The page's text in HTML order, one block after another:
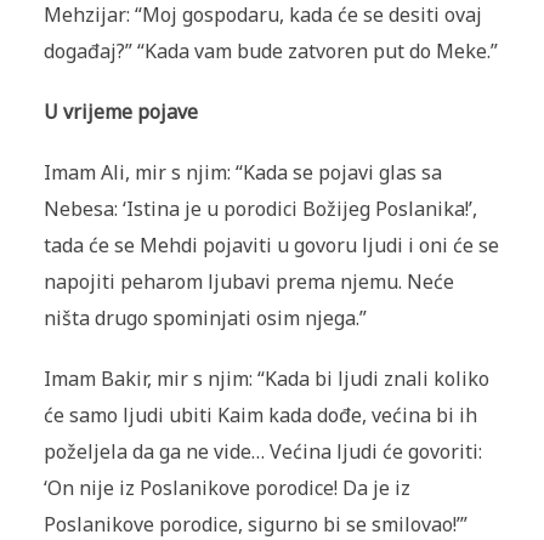
Mehzijar: “Moj gospodaru, kada će se desiti ovaj
događaj?” “Kada vam bude zatvoren put do Meke.”
U vrijeme pojave
Imam Ali, mir s njim: “Kada se pojavi glas sa
Nebesa: ‘Istina je u porodici Božijeg Poslanika!’,
tada će se Mehdi pojaviti u govoru ljudi i oni će se
napojiti peharom ljubavi prema njemu. Neće
ništa drugo spominjati osim njega.”
Imam Bakir, mir s njim: “Kada bi ljudi znali koliko
će samo ljudi ubiti Kaim kada dođe, većina bi ih
poželjela da ga ne vide… Većina ljudi će govoriti:
‘On nije iz Poslanikove porodice! Da je iz
Poslanikove porodice, sigurno bi se smilovao!’”